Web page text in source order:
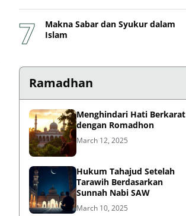
Makna Sabar dan Syukur dalam
Islam
Ramadhan
Menghindari Hati Berkarat
dengan Romadhon
March 12, 2025
Hukum Tahajud Setelah
Tarawih Berdasarkan
Sunnah Nabi SAW
March 10, 2025